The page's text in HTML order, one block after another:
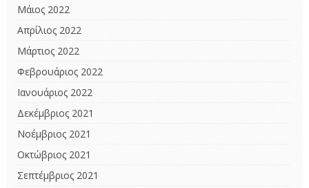
Μάιος 2022
Απρίλιος 2022
Μάρτιος 2022
Φεβρουάριος 2022
Ιανουάριος 2022
Δεκέμβριος 2021
Νοέμβριος 2021
Οκτώβριος 2021
Σεπτέμβριος 2021